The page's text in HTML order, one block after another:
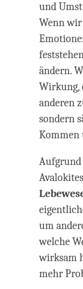
und
Wenn wir
ändern.
Wirkung,
anderen
sondern
Kommen
Aufgrund
um
welche
wirksam
mehr